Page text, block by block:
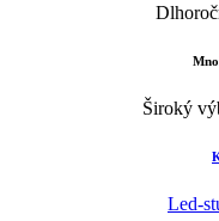
Široký
Led-